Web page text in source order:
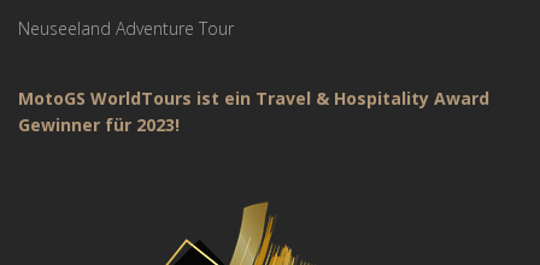
Neuseeland Adventure Tour
MotoGS WorldTours ist ein Travel & Hospitality Award
Gewinner für 2023!